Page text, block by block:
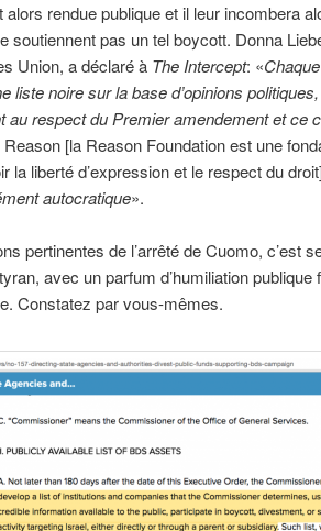
rendue publique et il leur incombera
soutiennent pas un tel boycott. Donna
Union, a déclaré à The Intercept: «
liste noire sur la base d’opinions
au respect du Premier amendement et ce
[la Reason Foundation est une
la liberté d’expression et le respect du
autocratique».
pertinentes de l’arrêté de Cuomo, c’est
avec un parfum d’humiliation
Constatez par vous-mêmes.